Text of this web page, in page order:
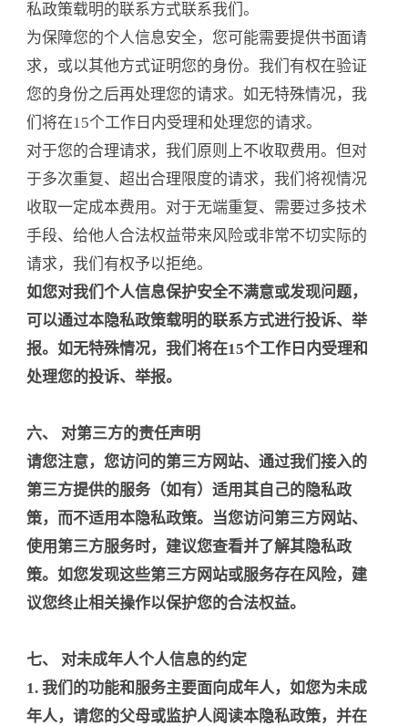
私政策载明的联系方式联系我们。
为保障您的个人信息安全，您可能需要提供书面请
求，或以其他方式证明您的身份。我们有权在验证
您的身份之后再处理您的请求。如无特殊情况，我
们将在15个工作日内受理和处理您的请求。
对于您的合理请求，我们原则上不收取费用。但对
于多次重复、超出合理限度的请求，我们将视情况
收取一定成本费用。对于无端重复、需要过多技术
手段、给他人合法权益带来风险或非常不切实际的
请求，我们有权予以拒绝。
如您对我们个人信息保护安全不满意或发现问题，
可以通过本隐私政策载明的联系方式进行投诉、举
报。如无特殊情况，我们将在15个工作日内受理和
处理您的投诉、举报。
六、 对第三方的责任声明
请您注意，您访问的第三方网站、通过我们接入的
第三方提供的服务（如有）适用其自己的隐私政
策，而不适用本隐私政策。当您访问第三方网站、
使用第三方服务时，建议您查看并了解其隐私政
策。如您发现这些第三方网站或服务存在风险，建
议您终止相关操作以保护您的合法权益。
七、 对未成年人个人信息的约定
1. 我们的功能和服务主要面向成年人，如您为未成
年人，请您的父母或监护人阅读本隐私政策，并在